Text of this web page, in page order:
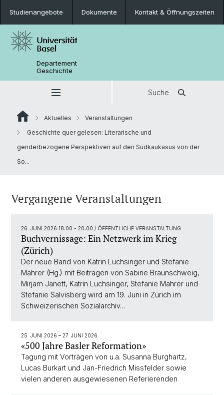
Studienangebote Dokumente Kontakt & Öffnungszeiten
Departement
Geschichte
Suche
Aktuelles
Veranstaltungen
Geschichte quer gelesen: Literarische und
genderbezogene Perspektiven auf den Südkaukasus von der
So...
Vergangene Veranstaltungen
26. JUNI 2026 18:00 - 20:00 / ÖFFENTLICHE VERANSTALTUNG
Buchvernissage: Ein Netzwerk im Krieg
(Zürich)
Der neue Band von Katrin Luchsinger und Stefanie
Mahrer (Hg.) mit Beiträgen von Sabine Braunschweig,
Mirjam Janett, Katrin Luchsinger, Stefanie Mahrer und
Stefanie Salvisberg wird am 19. Juni in Zürich im
Schweizerischen Sozialarchiv…
25. JUNI 2026 – 27. JUNI 2026
«500 Jahre Basler Reformation»
Tagung mit Vorträgen von u.a. Susanna Burghartz,
Lucas Burkart und Jan-Friedrich Missfelder sowie
vielen anderen ausgewiesenen Referierenden